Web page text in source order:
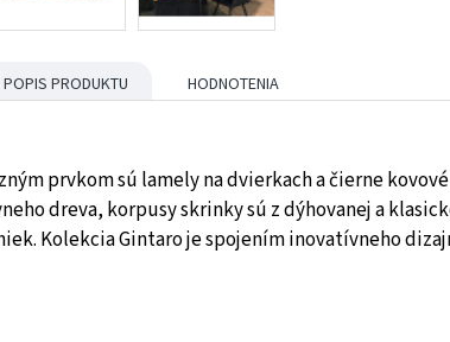
POPIS PRODUKTU HODNOTENIA
prvkom sú lamely na dvierkach a čierne
dreva, korpusy skrinky sú z dýhovanej a
Kolekcia Gintaro je spojením inovatívneho